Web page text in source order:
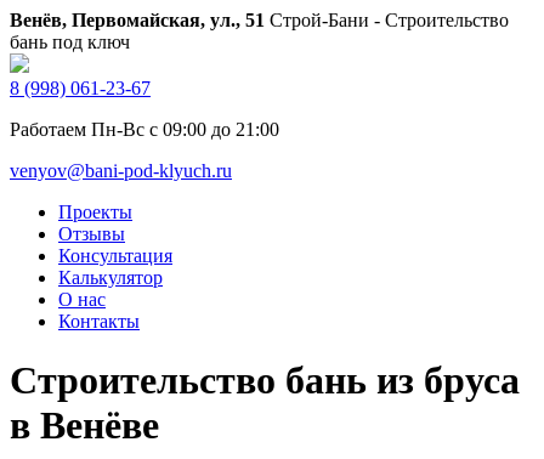
Венёв, Первомайская, ул., 51 Строй-Бани - Строительство
бань под ключ
8 (998) 061-23-67
Работаем Пн-Вс с 09:00 до 21:00
venyov@bani-pod-klyuch.ru
Проекты
Отзывы
Консультация
Калькулятор
О нас
Контакты
Строительство бань из бруса
в Венёве